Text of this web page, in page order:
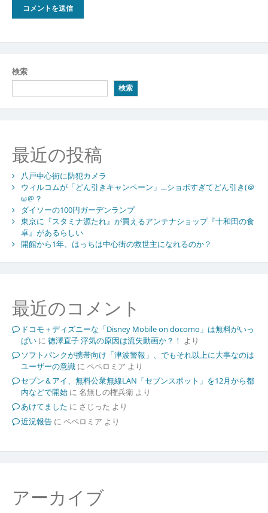
検索
検索
最近の投稿
八戸中心街に防犯カメラ
ウィルコムが「どん引きキャンペーン」…ショボすぎてどん引き(＠
ω＠？
ダイソーの100円ガーデンランプ
東京に『スタミナ源たれ』が買えるアンテナショップ『十和田の食
卓』があるらしい
開館から1年、はっちは中心街の救世主になれるのか？
最近のコメント
ドコモ＋ディズニーな「Disney Mobile on docomo」は無料がいっ
ぱいに 徳澤直子 浮気の原因は流失動画か？！ より
ソフトバンクが携帯向け「津波警報」、でもそれ以上に大事なのは
ユーザーの意識に ペペロミア より
セブン＆アイ、無料公衆無線LAN「セブンスポット」を12月から都
内などで開始に 名無しの権兵衛より
あけてました に さじった より
近況報告に ペペロミア より
アーカイブ